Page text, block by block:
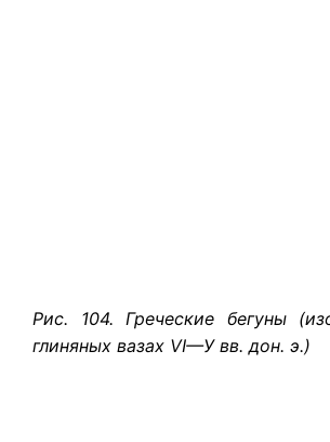
Рис. 104. Греческие бегуны
глиняных вазах VI—У вв. дон. э.)